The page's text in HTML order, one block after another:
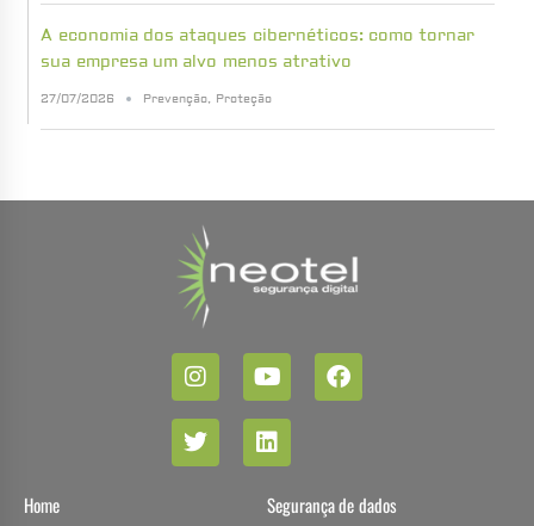
A economia dos ataques cibernéticos: como tornar
sua empresa um alvo menos atrativo
27/07/2026 Prevenção Proteção
Home Segurança de dados